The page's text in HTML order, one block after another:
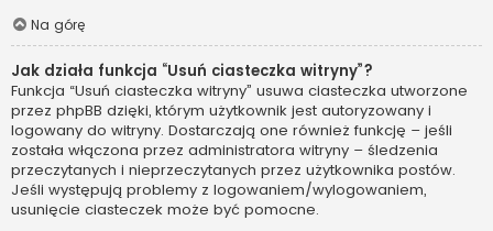
Na górę
Jak działa funkcja “Usuń ciasteczka witryny”?
Funkcja “Usuń ciasteczka witryny” usuwa ciasteczka utworzone
przez phpBB dzięki, którym użytkownik jest autoryzowany i
logowany do witryny. Dostarczają one również funkcję – jeśli
została włączona przez administratora witryny – śledzenia
przeczytanych i nieprzeczytanych przez użytkownika postów.
Jeśli występują problemy z logowaniem/wylogowaniem,
usunięcie ciasteczek może być pomocne.